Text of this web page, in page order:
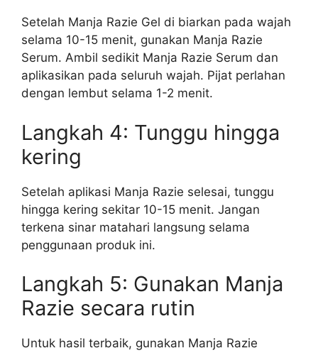
Setelah Manja Razie Gel di biarkan pada wajah
selama 10-15 menit, gunakan Manja Razie
Serum. Ambil sedikit Manja Razie Serum dan
aplikasikan pada seluruh wajah. Pijat perlahan
dengan lembut selama 1-2 menit.
Langkah 4: Tunggu hingga
kering
Setelah aplikasi Manja Razie selesai, tunggu
hingga kering sekitar 10-15 menit. Jangan
terkena sinar matahari langsung selama
penggunaan produk ini.
Langkah 5: Gunakan Manja
Razie secara rutin
Untuk hasil terbaik, gunakan Manja Razie